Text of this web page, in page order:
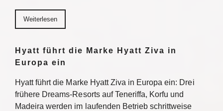
Weiterlesen
Hyatt führt die Marke Hyatt Ziva in
Europa ein
Hyatt führt die Marke Hyatt Ziva in Europa ein: Drei
frühere Dreams-Resorts auf Teneriffa, Korfu und
Madeira werden im laufenden Betrieb schrittweise